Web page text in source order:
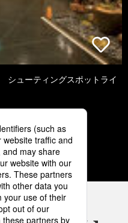
ューティングスポットライ
4 5
SNSアカウント